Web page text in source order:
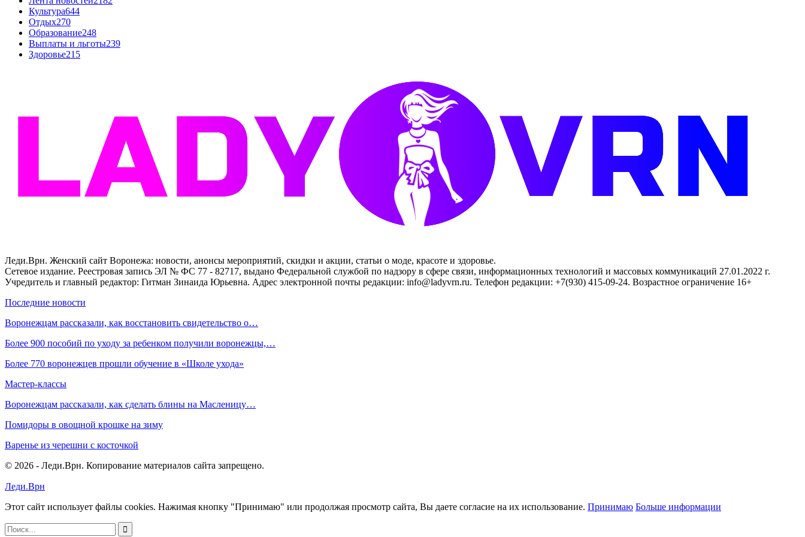
Культура644
Отдых270
Образование248
Выплаты и льготы239
Здоровье215
Леди.Врн. Женский сайт Воронежа: новости, анонсы мероприятий, скидки и акции, статьи о моде, красоте и здоровье.
Сетевое издание. Реестровая запись ЭЛ № ФС 77 - 82717, выдано Федеральной службой по надзору в сфере связи, информационных технологий и массовых коммуникаций 27.01.2022 г.
Учредитель и главный редактор: Гитман Зинаида Юрьевна. Адрес электронной почты редакции: info@ladyvrn.ru. Телефон редакции: +7(930) 415-09-24. Возрастное ограничение 16+
Последние новости
Воронежцам рассказали, как восстановить свидетельство о…
Более 900 пособий по уходу за ребенком получили воронежцы,…
Более 770 воронежцев прошли обучение в «Школе ухода»
Мастер-классы
Воронежцам рассказали, как сделать блины на Масленицу…
Помидоры в овощной крошке на зиму
Варенье из черешни с косточкой
© 2026 - Леди.Врн. Копирование материалов сайта запрещено.
Леди.Врн
Этот сайт использует файлы cookies. Нажимая кнопку "Принимаю" или продолжая просмотр сайта, Вы даете согласие на их использование. Принимаю Больше информации